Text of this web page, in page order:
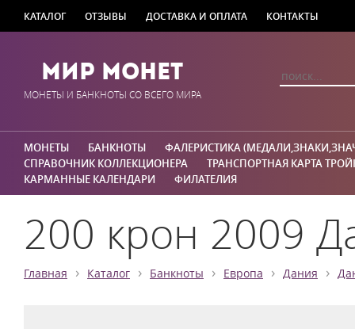
КАТАЛОГ ОТЗЫВЫ ДОСТАВКА И ОПЛАТА КОНТАКТЫ
Мир Монет
МОНЕТЫ И БАНКНОТЫ СО ВСЕГО МИРА
МОНЕТЫ БАНКНОТЫ
ФАЛЕРИСТИКА
СПРАВОЧНИК КОЛЛЕКЦИОНЕРА
ТРАНСПОРТНАЯ КАРТА
КАРМАННЫЕ КАЛЕНДАРИ
ФИЛАТЕЛИЯ
200 крон 2009
Главная › Каталог › Банкноты › Европа › Дания ›